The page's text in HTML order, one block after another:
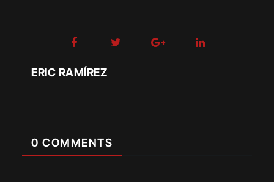
ERIC RAMÍREZ
0 COMMENTS